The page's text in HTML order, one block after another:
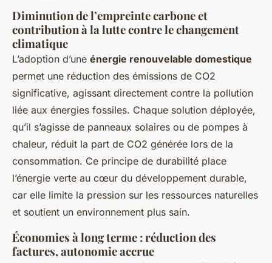
Diminution de l’empreinte carbone et
contribution à la lutte contre le changement
climatique
L’adoption d’une énergie renouvelable domestique
permet une réduction des émissions de CO2
significative, agissant directement contre la pollution
liée aux énergies fossiles. Chaque solution déployée,
qu’il s’agisse de panneaux solaires ou de pompes à
chaleur, réduit la part de CO2 générée lors de la
consommation. Ce principe de durabilité place
l’énergie verte au cœur du développement durable,
car elle limite la pression sur les ressources naturelles
et soutient un environnement plus sain.
Économies à long terme : réduction des
factures, autonomie accrue